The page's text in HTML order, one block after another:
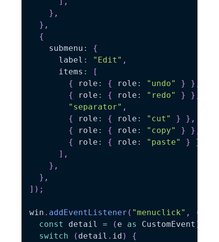
} ,
} ,
{
    submenu
:
{
      label
: "Edit" ,
      items
:
[
{
role : { role : "undo" } }
{
role : { role : "redo" } }
"separator" ,
{
role : { role : "cut" } } ,
{
role : { role : "copy" } }
{
role : { role : "paste" } }
] ,
} ,
} ,
] ) ;
win . addEventListener ( "menuclick" , (
const
detail = ( e as CustomEvent )
switch
( detail . id )
{